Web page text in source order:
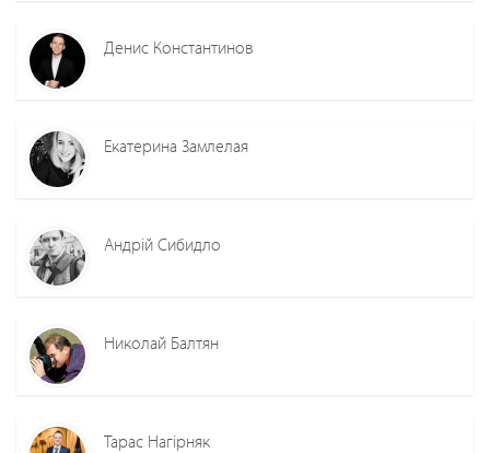
Денис Константинов
Екатерина Замлелая
Андрій Сибидло
Николай Балтян
Тарас Нагірняк